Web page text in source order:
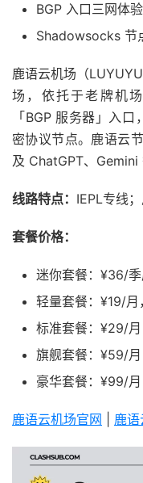
BGP 入口三网体
Shadowsocks 节
鹿语云机场（
场，依托于老牌机
「BGP 服务器」入
密协议节点。鹿语云
及 ChatGPT、Gemini
线路特点： IEPL专线
套餐价格：
迷你套餐：¥36/季
轻量套餐：¥19/月
标准套餐：¥29/月
旗舰套餐：¥59/月
豪华套餐：¥99/月
鹿语云机场官网 鹿语